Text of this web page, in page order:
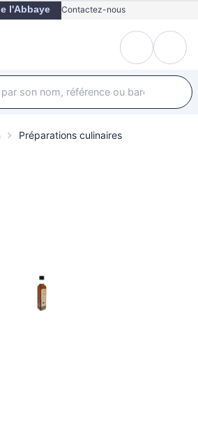
l'Abbaye Contactez-nous
Préparations culinaires